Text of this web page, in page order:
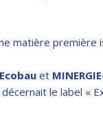
matière première
Ecobau et
le label «